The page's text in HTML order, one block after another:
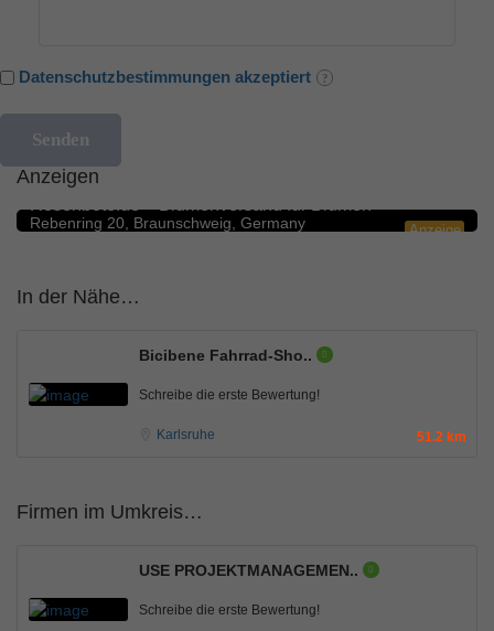
Datenschutzbestimmungen akzeptiert
Anzeigen
Anzeige
Blumengeschäfte
Rebenring 20, Braunschweig, Germany
In der Nähe…
Bicibene Fahrrad-Sho..
Schreibe die erste Bewertung!
Karlsruhe 51.2 km
Firmen im Umkreis…
USE PROJEKTMANAGEMEN..
Schreibe die erste Bewertung!